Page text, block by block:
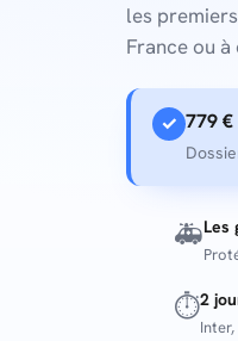
les
France ou à
✓ 779
🚑Les
⏱️2